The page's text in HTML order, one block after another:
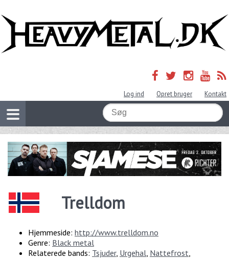
Log ind Opret bruger Kontakt
Trelldom
Hjemmeside: http://www.trelldom.no
Genre: Black metal
Relaterede bands: Tsjuder, Urgehal Nattefrost